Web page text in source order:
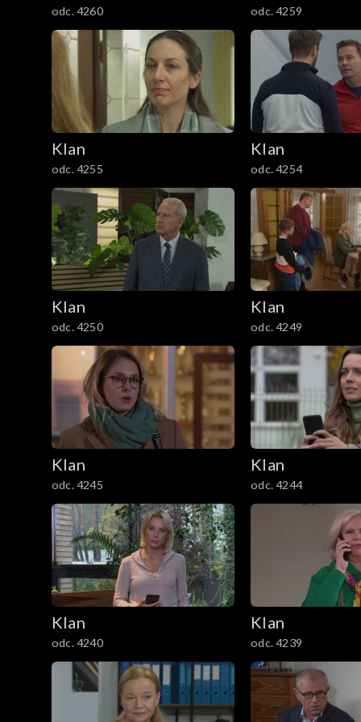
1101–1200
1001–1100
901–1000
801–900
701–800
601–700
501–600
401–500
301–400
201–300
101–200
1–100
odc. 4260 odc. 4259
Klan
odc. 4255
Klan
odc. 4254
Klan
odc. 4250
Klan
odc. 4249
Klan
odc. 4245
Klan
odc. 4244
Klan
odc. 4240
Klan
odc. 4239